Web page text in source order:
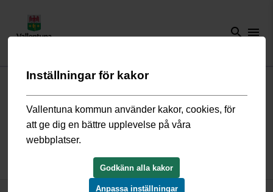
search menu
Start/Trafik och resor/ Nyheter trafik och resor
Missa inte Angarnkilen i sommar
Inställningar för kakor
Vallentuna kommun använder kakor, cookies, för
att ge dig en bättre upplevelse på våra
webbplatser.
Godkänn alla kakor
Anpassa inställningar